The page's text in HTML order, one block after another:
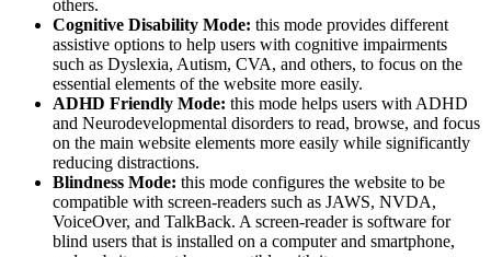
others.
Cognitive Disability Mode: this mode provides different
assistive options to help users with cognitive impairments
such as Dyslexia, Autism, CVA, and others, to focus on the
essential elements of the website more easily.
ADHD Friendly Mode: this mode helps users with ADHD
and Neurodevelopmental disorders to read, browse, and focus
on the main website elements more easily while significantly
reducing distractions.
Blindness Mode: this mode configures the website to be
compatible with screen-readers such as JAWS, NVDA,
VoiceOver, and TalkBack. A screen-reader is software for
blind users that is installed on a computer and smartphone,